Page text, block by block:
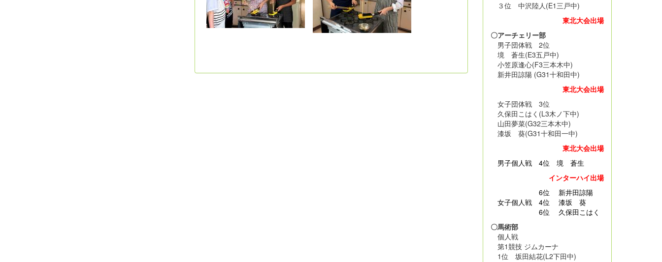
３位 中沢陸人(E1三戸中)
東北大会出場
〇アーチェリー部
男子団体戦 2位
境 蒼生(E3五戸中)
小笠原逢心(F3三本木中)
新井田諒陽 (G31十和田中)
東北大会出場
女子団体戦 3位
久保田こはく(L3木ノ下中)
山田夢菜(G32三本木中)
漆坂 葵(G31十和田一中)
東北大会出場
男子個人戦4位 境 蒼生
インターハイ出場
6位 新井田諒陽
女子個人戦 4位 漆坂 葵
6位 久保田こはく
〇馬術部
個人戦
第1競技 ジムカーナ
1位 坂田結花(L2下田中)